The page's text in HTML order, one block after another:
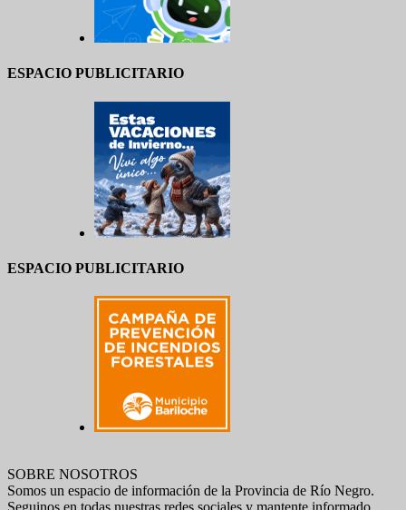
ESPACIO PUBLICITARIO
ESPACIO PUBLICITARIO
SOBRE NOSOTROS
Somos un espacio de información de la Provincia de Río Negro.
Seguinos en todas nuestras redes sociales y mantente informado.